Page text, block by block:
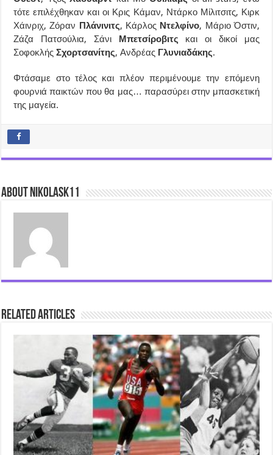
τότε επιλέχθηκαν και οι Κρις Κάμαν, Ντάρκο Μίλιτσιτς, Κιρκ
Χάινριχ, Ζόραν Πλάνινιτς, Κάρλος Ντελφίνο, Μάριο Όστιν,
Ζάζα Πατσούλια, Σάνι Μπετσίροβιτς και οι δικοί μας
ΣοφοκλήςΣχορτσανίτης, Ανδρέας Γλυνιαδάκης.
Φτάσαμε στο τέλος και πλέον περιμένουμε την επόμενη
φουρνιά παικτών που θα μας… παρασύρει στην μπασκετική
της μαγεία.
About nikolask11
Related Articles